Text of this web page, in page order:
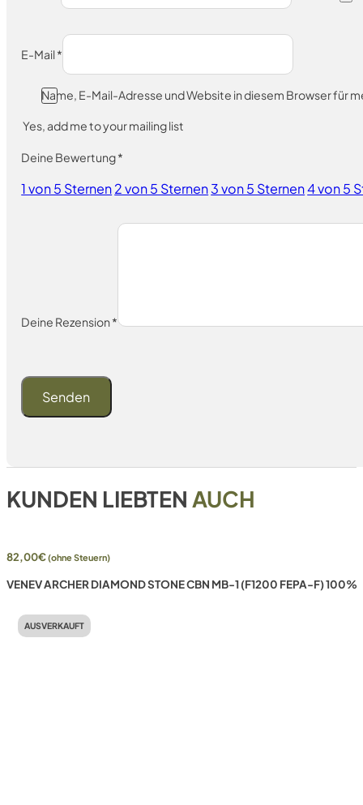
E-Mail*
Name, E-Mail-Adresse und Website in diesem Browser für
Yes, add me to your mailing list
Deine Bewertung*
1 von 5 Sternen2 von 5 Sternen3 von 5 Sternen4 von 5
Deine Rezension*
KUNDEN LIEBTEN AUCH
82,00€(ohne Steuern)
VENEV ARCHER DIAMOND STONE CBN MB-1 (F1200 FEPA-F) 100%
AUSVERKAUFT